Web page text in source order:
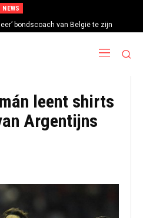
NEWS
bondscoach van België te zijn
leent shirts
Argentijns